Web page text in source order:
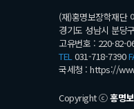
(재)홍명보장학재단
경기도 성남시 분당
고유번호 : 220-82-
TEL031-718-7390
국세청 : https://
Copyright ⓒ홍명